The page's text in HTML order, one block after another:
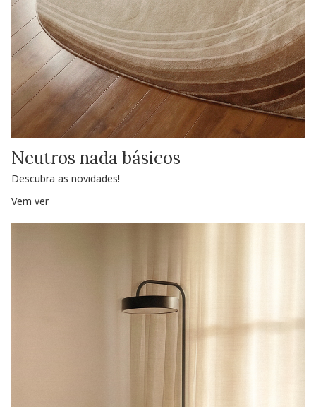
Neutros nada básicos
Descubra as novidades!
Vem ver